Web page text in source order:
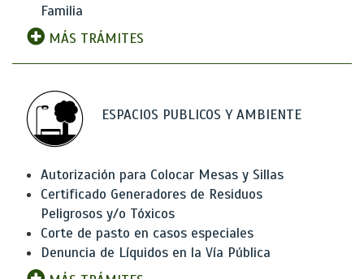
Familia
MÁS TRÁMITES
ESPACIOS PUBLICOS Y AMBIENTE
Autorización para Colocar Mesas y Sillas
Certificado Generadores de Residuos
Peligrosos y/o Tóxicos
Corte de pasto en casos especiales
Denuncia de Líquidos en la Vía Pública